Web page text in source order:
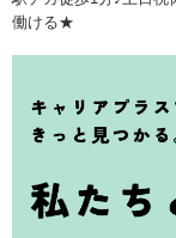
働ける★